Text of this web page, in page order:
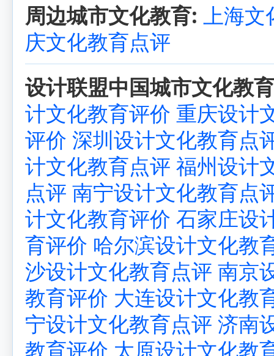
周边城市文化教育: 上海文
庆文化教育点评
设计联盟中国城市文化教
计文化教育评价 重庆设计
评价 深圳设计文化教育点
计文化教育点评 福州设计
点评 南宁设计文化教育点
计文化教育评价 石家庄设
育评价 哈尔滨设计文化教
沙设计文化教育点评 南京
教育评价 大连设计文化教
宁设计文化教育点评 济南
教育评价 太原设计文化教